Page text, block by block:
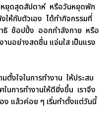
หยุดสุดสัปดาห์ หรือวันหยุดพัก
ให้กับตัวเอง ได้ทำกิจกรรมที่
ธิ ช้อปปิ้ง ออกกำลังกาย หรือ
านอย่างสดชื่น แจ่มใส เป็นแรง
ตั้งใจในการทำงาน ให้ประสบ
นการทำงานให้ดียิ่งขึ้น เราจึง
ง แล้วค่อย ๆ เริ่มทำตั้งแต่วันนี้